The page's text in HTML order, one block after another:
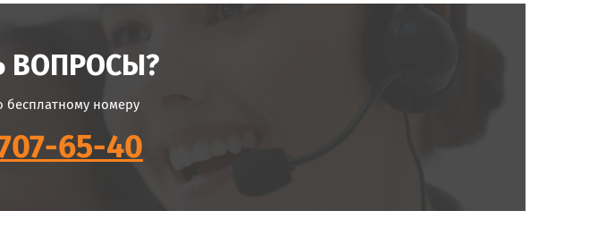
ВОПРОСЫ?
бесплатному номеру
65-40